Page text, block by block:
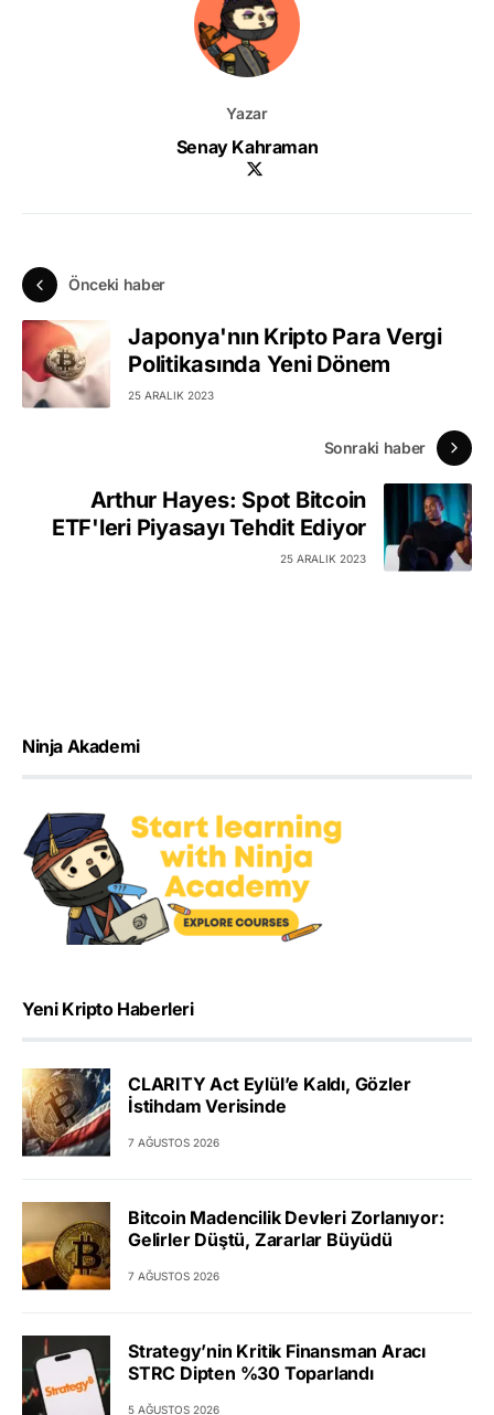
Yazar
Senay Kahraman
Önceki haber
Japonya'nın Kripto Para Vergi
Politikasında Yeni Dönem
25 ARALIK 2023
Sonraki haber
Arthur Hayes: Spot Bitcoin
ETF'leri Piyasayı Tehdit Ediyor
25 ARALIK 2023
Ninja Akademi
Yeni Kripto Haberleri
CLARITY Act Eylül’e Kaldı, Gözler
İstihdam Verisinde
7 AĞUSTOS 2026
Bitcoin Madencilik Devleri Zorlanıyor:
Gelirler Düştü, Zararlar Büyüdü
7 AĞUSTOS 2026
Strategy’nin Kritik Finansman Aracı
STRC Dipten %30 Toparlandı
5 AĞUSTOS 2026